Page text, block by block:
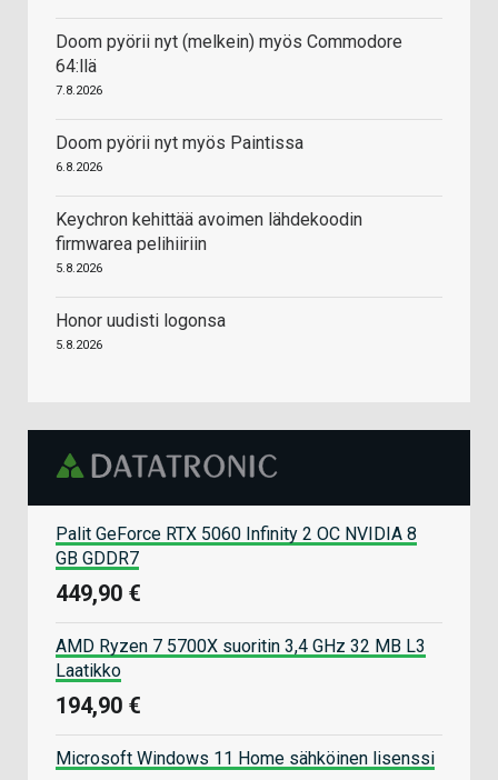
Doom pyörii nyt (melkein) myös Commodore
64:llä
7.8.2026
Doom pyörii nyt myös Paintissa
6.8.2026
Keychron kehittää avoimen lähdekoodin
firmwarea pelihiiriin
5.8.2026
Honor uudisti logonsa
5.8.2026
Palit GeForce RTX 5060 Infinity 2 OC NVIDIA 8
GB GDDR7
449,90 €
AMD Ryzen 7 5700X suoritin 3,4 GHz 32 MB L3
Laatikko
194,90 €
Microsoft Windows 11 Home sähköinen lisenssi